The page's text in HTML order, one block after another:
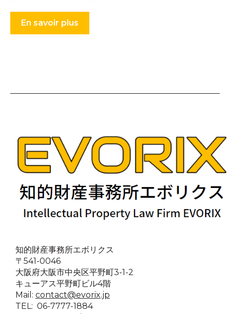
En savoir plus
知的財産事務所エボリクス
〒541-0046
大阪府大阪市中央区平野町3-1-2
キューアス平野町ビル4階
Mail: contact@evorix.jp
TEL: 06-7777-1884